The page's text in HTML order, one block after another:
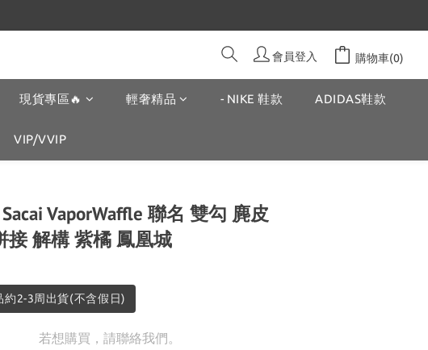
會員登入 購物車(0)
現貨專區🔥 輕奢精品 - NIKE 鞋款 ADIDAS鞋款
VIP/VVIP
VaporWaffle 聯名 雙勾 麂皮
接 解構 紫橘 鳳凰城
約2-3周出貨(不含假日)
若想購買，請聯絡我們。